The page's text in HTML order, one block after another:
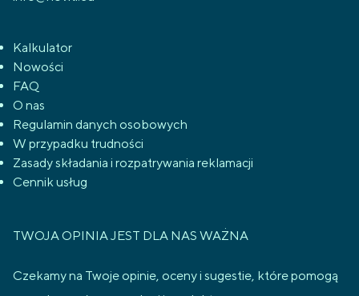
Kalkulator
Nowości
FAQ
O nas
Regulamin danych osobowych
W przypadku trudności
Zasady składania i rozpatrywania reklamacji
Cennik usług
TWOJA OPINIA JEST DLA NAS WAŻNA
Czekamy na Twoje opinie, oceny i sugestie, które pomogą